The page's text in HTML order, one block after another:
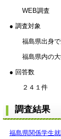
WEB調査
● 調査対象
福島県出身で県
福島県内の大
● 回答数
２４１件
調査結果
福島県関係学生